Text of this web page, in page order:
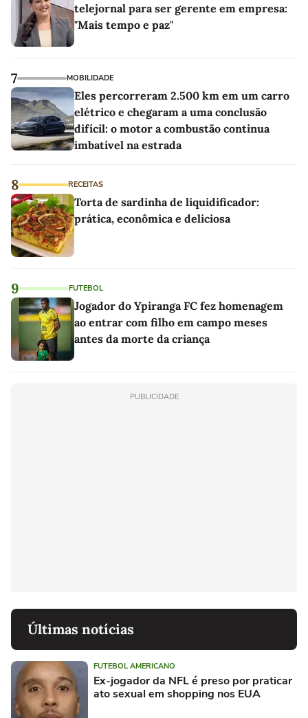
telejornal para ser gerente em empresa:
"Mais tempo e paz"
7 MOBILIDADE
Eles percorreram 2.500 km em um carro
elétrico e chegaram a uma conclusão
difícil: o motor a combustão continua
imbatível na estrada
8 RECEITAS
Torta de sardinha de liquidificador:
prática, econômica e deliciosa
9 FUTEBOL
Jogador do Ypiranga FC fez homenagem
ao entrar com filho em campo meses
antes da morte da criança
PUBLICIDADE
Últimas notícias
FUTEBOL AMERICANO
Ex-jogador da NFL é preso por praticar
ato sexual em shopping nos EUA